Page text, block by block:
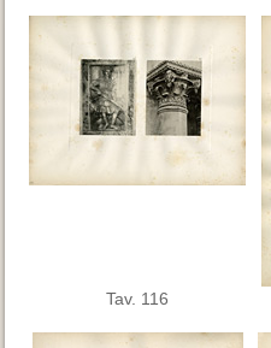
Tav. 116